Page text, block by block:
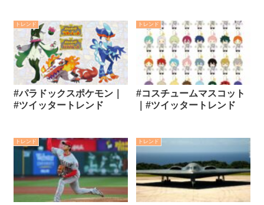
トレンド
#パラドックスポケモン｜
#ツイッタートレンド
トレンド
#コスチュームマスコット
｜#ツイッタートレンド
トレンド トレンド